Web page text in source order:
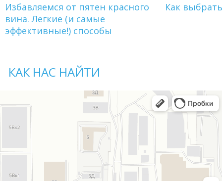
Избавляемся от пятен красного
вина. Легкие (и самые
эффективные!) способы
Как
КАК НАС НАЙТИ